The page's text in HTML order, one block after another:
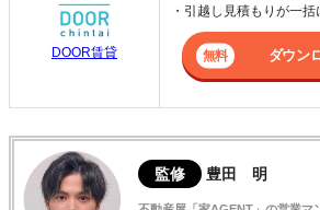
DOOR賃貸
・引越し見積もりが一括
ダウン
監修 豊田 明